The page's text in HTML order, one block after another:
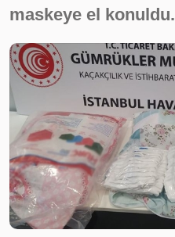
maskeye el konuldu.